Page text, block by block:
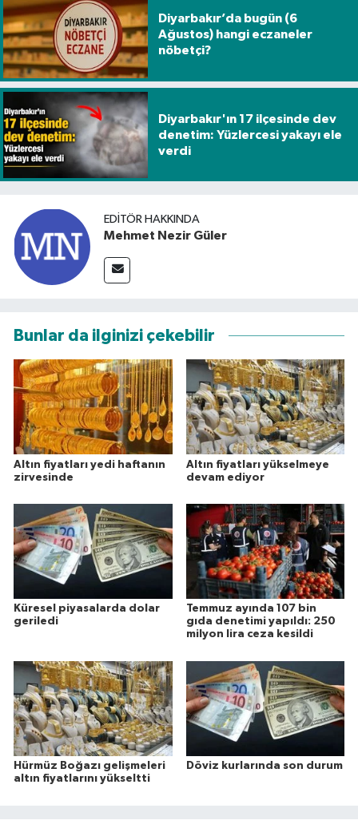
Diyarbakır’da bugün (6
Ağustos) hangi eczaneler
nöbetçi?
Diyarbakır'ın 17 ilçesinde dev
denetim: Yüzlercesi yakayı ele
verdi
EDITÖR HAKKINDA
Mehmet Nezir Güler
Bunlar da ilginizi çekebilir
Altın fiyatları yedi haftanın
zirvesinde
Altın fiyatları yükselmeye
devam ediyor
Küresel piyasalarda dolar
geriledi
Temmuz ayında 107 bin
gıda denetimi yapıldı: 250
milyon lira ceza kesildi
Hürmüz Boğazı gelişmeleri
altın fiyatlarını yükseltti
Döviz kurlarında son durum